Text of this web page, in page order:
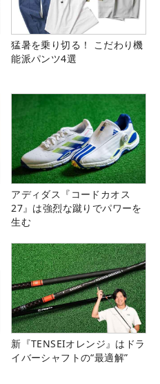
猛暑を乗り切る！ こだわり機
能派パンツ4選
アディダス『コードカオス
27』は強烈な蹴りでパワーを
生む
新『TENSEIオレンジ』はドラ
イバーシャフトの“最適解”